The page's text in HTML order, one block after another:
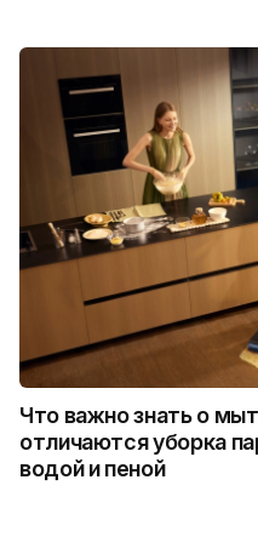
Что важно знать о
отличаются уборка
водой и пеной